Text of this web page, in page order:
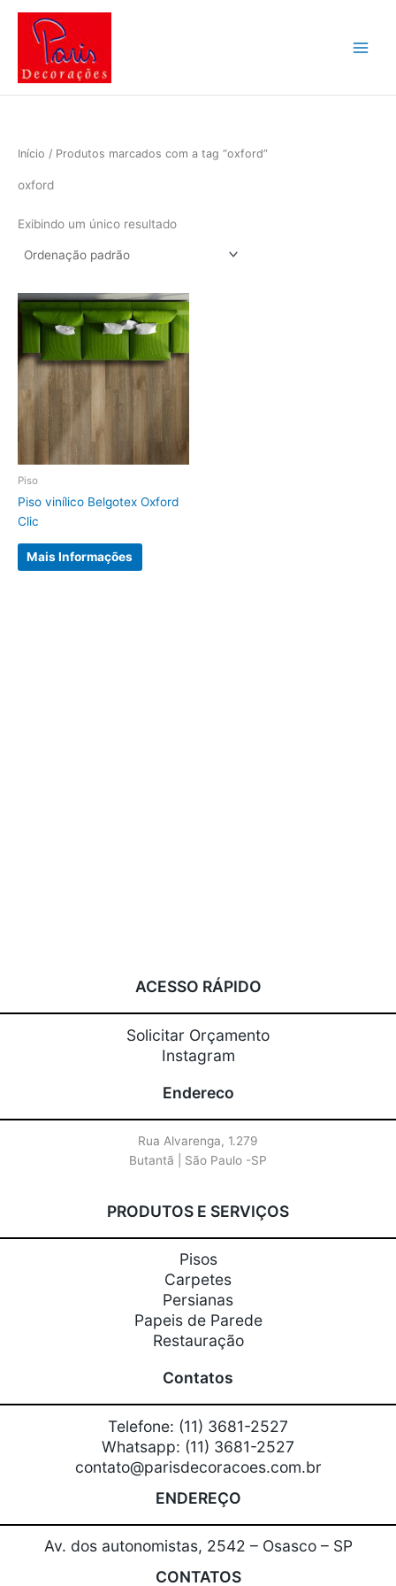
conteúdo
Menu
Início / Produtos marcados com a tag “oxford”
oxford
Exibindo um único resultado
Piso
Piso vinílico Belgotex Oxford
Clic
Mais Informações
ACESSO RÁPIDO
Solicitar Orçamento
Instagram
Endereco
Rua Alvarenga, 1.279
Butantã | São Paulo -SP
PRODUTOS E SERVIÇOS
Pisos
Carpetes
Persianas
Papeis de Parede
Restauração
Contatos
Telefone: (11) 3681-2527
Whatsapp: (11) 3681-2527
contato@parisdecoracoes.com.br
ENDEREÇO
Av. dos autonomistas, 2542 – Osasco – SP
CONTATOS